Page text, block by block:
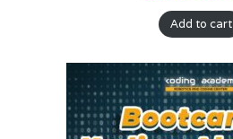
Add to cart